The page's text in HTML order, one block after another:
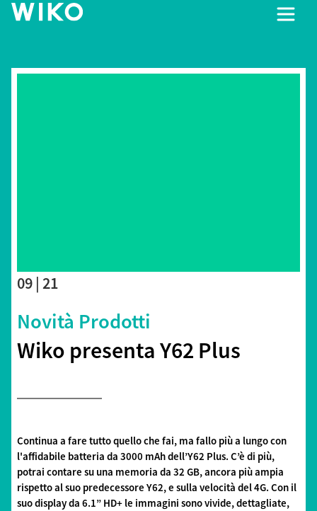
09 | 21
Novità Prodotti
Wiko presenta Y62 Plus
Continua a fare tutto quello che fai, ma fallo più a lungo con
l'affidabile batteria da 3000 mAh dell’Y62 Plus. C’è di più,
potrai contare su una memoria da 32 GB, ancora più ampia
rispetto al suo predecessore Y62, e sulla velocità del 4G. Con il
suo display da 6.1” HD+ le immagini sono vivide, dettagliate,